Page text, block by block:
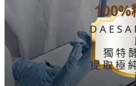
100%
獨特
提取極